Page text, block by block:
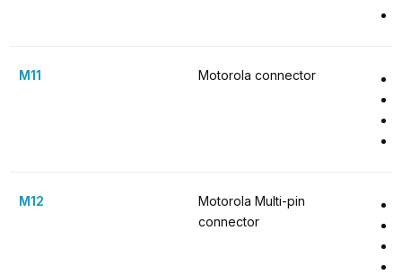
M11 Motorola connector
M12
Motorola Multi-pin
connector